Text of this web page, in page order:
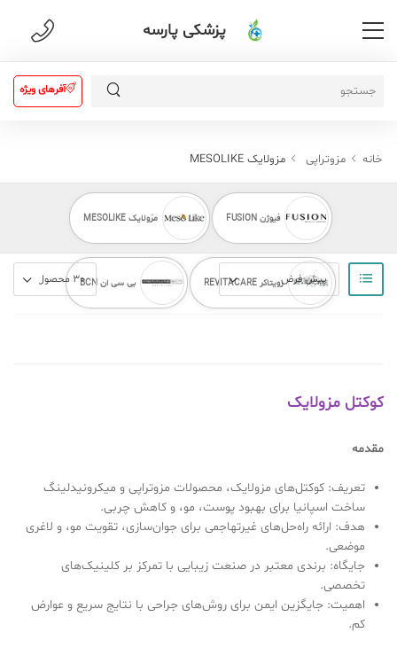
پزشکی پارسه
آفرهای ویژه
خانه مزوتراپی مزولایک MESOLIKE
فیوژن FUSION مزولایک MESOLIKE
رویتاکر REVITACARE بی سی ان BCN
کوکتل مزولایک
مقدمه
تعریف: کوکتل‌های مزولایک، محصولات مزوتراپی و میکرونیدلینگ
ساخت اسپانیا برای بهبود پوست، مو، و کاهش چربی.
هدف: ارائه راه‌حل‌های غیرتهاجمی برای جوان‌سازی، تقویت مو، و لاغری
موضعی.
جایگاه: برندی معتبر در صنعت زیبایی با تمرکز بر کلینیک‌های
تخصصی.
اهمیت: جایگزین ایمن برای روش‌های جراحی با نتایج سریع و عوارض
کم.